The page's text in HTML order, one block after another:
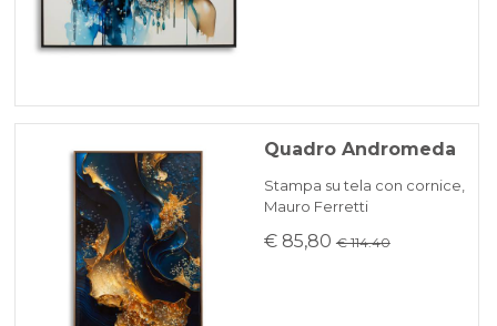
Quadro Andromeda
Stampa su tela con cornice,
Mauro Ferretti
€ 85,80 € 114.40